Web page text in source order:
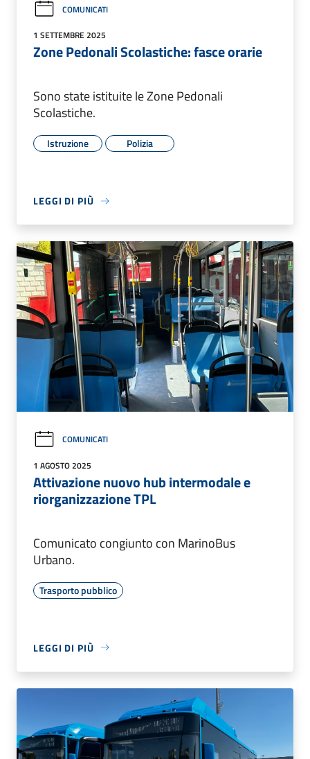
COMUNICATI
1 SETTEMBRE 2025
Zone Pedonali Scolastiche: fasce orarie
Sono state istituite le Zone Pedonali
Scolastiche.
Istruzione Polizia
LEGGI DI PIÙ
COMUNICATI
1 AGOSTO 2025
Attivazione nuovo hub intermodale e
riorganizzazione TPL
Comunicato congiunto con MarinoBus
Urbano.
Trasporto pubblico
LEGGI DI PIÙ